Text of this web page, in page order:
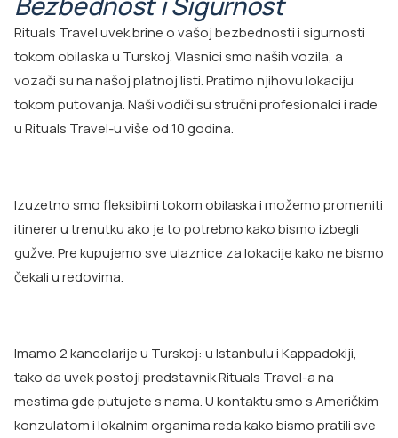
Rituals Travel uvek brine o vašoj bezbednosti i sigurnosti
tokom obilaska u Turskoj. Vlasnici smo naših vozila, a
vozači su na našoj platnoj listi. Pratimo njihovu lokaciju
tokom putovanja. Naši vodiči su stručni profesionalci i rade
u Rituals Travel-u više od 10 godina.
Izuzetno smo fleksibilni tokom obilaska i možemo promeniti
itinerer u trenutku ako je to potrebno kako bismo izbegli
gužve. Pre kupujemo sve ulaznice za lokacije kako ne bismo
čekali u redovima.
Imamo 2 kancelarije u Turskoj: u Istanbulu i Kappadokiji,
tako da uvek postoji predstavnik Rituals Travel-a na
mestima gde putujete s nama. U kontaktu smo s Američkim
konzulatom i lokalnim organima reda kako bismo pratili sve